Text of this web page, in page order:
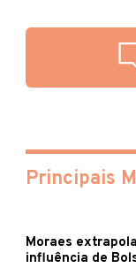
Principais
Moraes
influência de